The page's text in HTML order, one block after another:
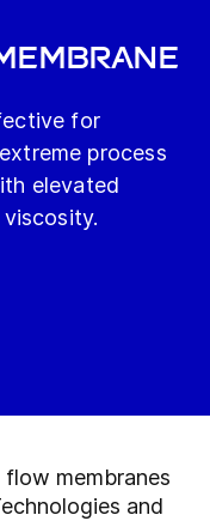
for
process
elevated
membranes
and